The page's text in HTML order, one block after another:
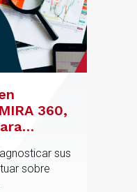
360,
de
y
sus
sobre